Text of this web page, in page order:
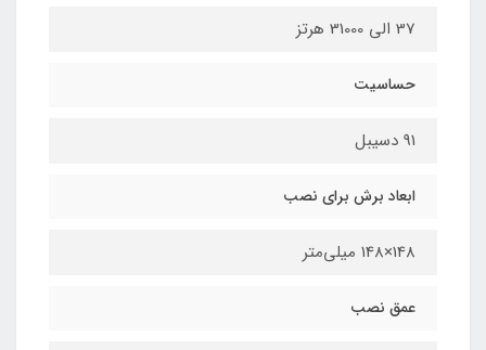
37 الی 31000 هرتز
حساسیت
91 دسیبل
ابعاد برش برای نصب
148×148 میلی‌متر
عمق نصب